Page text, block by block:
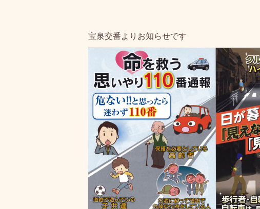
宝泉交番よりお知らせです